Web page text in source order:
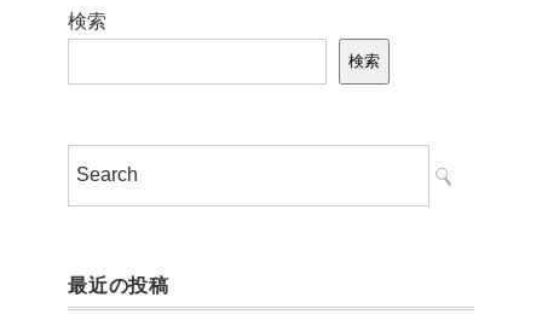
検索
検索
最近の投稿